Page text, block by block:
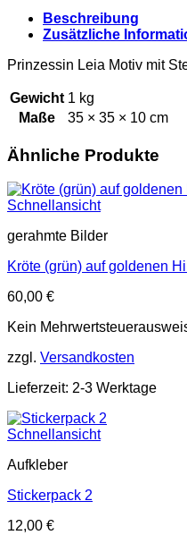
Beschreibung
Zusätzliche
Prinzessin Leia Motiv mit
Gewicht 1 kg
Maße
35 × 35 × 10 cm
Ähnliche Produkte
Schnellansicht
gerahmte Bilder
Kröte (grün) auf goldenen
60,00 €
Kein
zzgl. Versandkosten
Lieferzeit: 2-3 Werktage
Schnellansicht
Aufkleber
Stickerpack 2
12,00 €